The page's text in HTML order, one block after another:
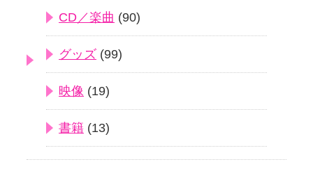
CD／楽曲 (90)
グッズ (99)
映像 (19)
書籍 (13)